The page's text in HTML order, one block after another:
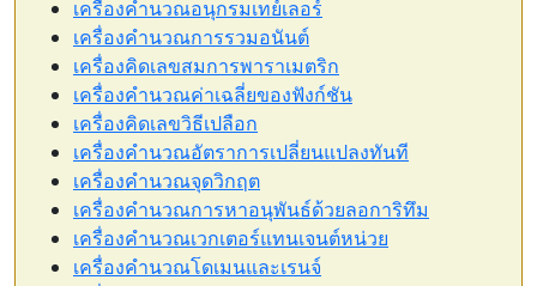
เครื่องคำนวณอนุกรมเทย์เลอร์
เครื่องคำนวณการรวมอนันต์
เครื่องคิดเลขสมการพาราเมตริก
เครื่องคำนวณค่าเฉลี่ยของฟังก์ชัน
เครื่องคิดเลขวิธีเปลือก
เครื่องคำนวณอัตราการเปลี่ยนแปลงทันที
เครื่องคำนวณจุดวิกฤต
เครื่องคำนวณการหาอนุพันธ์ด้วยลอการิทึม
เครื่องคำนวณเวกเตอร์แทนเจนต์หน่วย
เครื่องคำนวณโดเมนและเรนจ์